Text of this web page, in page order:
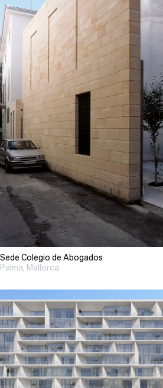
Sede Colegio de Abogados
Palma, Mallorca